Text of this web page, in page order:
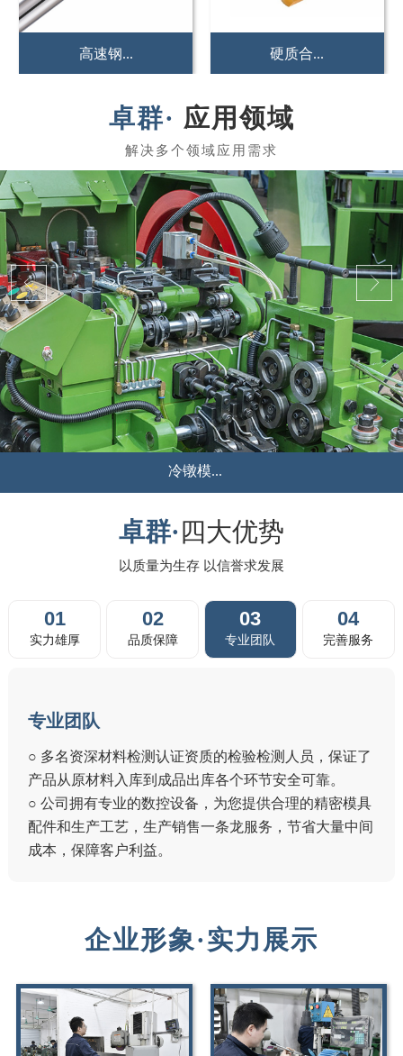
硬质合... 冲压冲...
应用领域
液压冲...
卓群·四大优势
以质量为生存 以信誉求发展
01
实力雄厚
02
品质保障
03
专业团队
04
完善服务
完善服务
○ 每一个订单，都会有专人跟踪服务，同时客服会根据
客户的实际使用情况提供专业的指导建议。
○ 为保障客户利益，提供产品退换货及质保制度；客户
至上的服务理念和行动是众多客户选择我们的理由。